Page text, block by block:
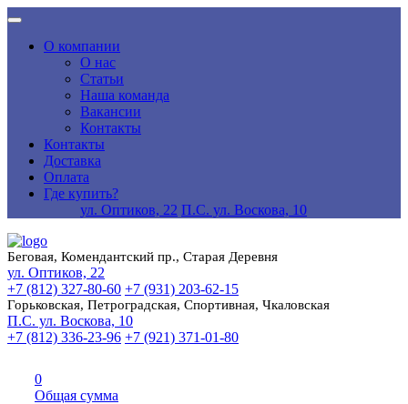
О компании
О нас
Статьи
Наша команда
Вакансии
Контакты
Контакты
Доставка
Оплата
Где купить?
ул. Оптиков, 22 П.С. ул. Воскова, 10
Беговая, Комендантский пр., Старая Деревня
ул. Оптиков, 22
+7 (812) 327-80-60 +7 (931) 203-62-15
Горьковская, Петроградская, Спортивная, Чкаловская
П.С. ул. Воскова, 10
+7 (812) 336-23-96 +7 (921) 371-01-80
0
Общая сумма